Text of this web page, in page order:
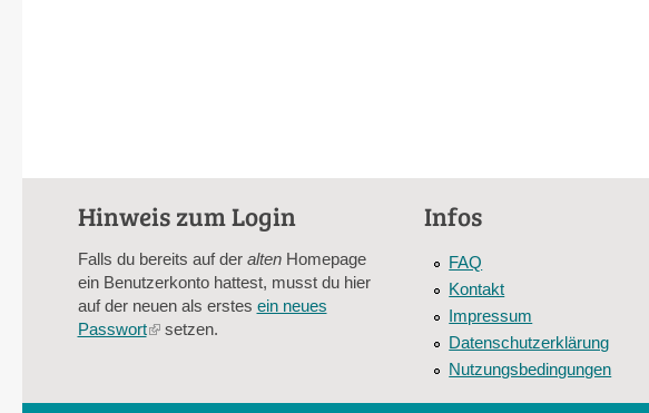
Hinweis zum Login
Falls du bereits auf der altenHomepage
ein Benutzerkonto hattest, musst du hier
auf der neuen als erstes ein neues
Passwort(linksetzen.
Infos
FAQ
Kontakt
Impressum
Datenschutzerklärung
Nutzungsbedingungen